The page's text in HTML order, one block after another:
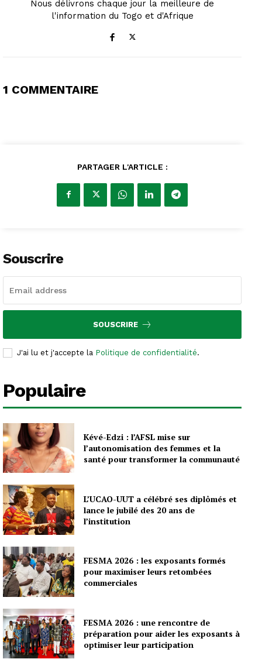
Nous délivrons chaque jour la meilleure de
l'information du Togo et d'Afrique
1 COMMENTAIRE
PARTAGER L'ARTICLE :
Souscrire
SOUSCRIRE
J'ai lu et j'accepte la Politique de confidentialité.
Populaire
Kévé-Edzi : l’AFSL mise sur
l’autonomisation des femmes et la
santé pour transformer la communauté
L’UCAO-UUT a célébré ses diplômés et
lance le jubilé des 20 ans de
l’institution
FESMA 2026 : les exposants formés
pour maximiser leurs retombées
commerciales
FESMA 2026 : une rencontre de
préparation pour aider les exposants à
optimiser leur participation